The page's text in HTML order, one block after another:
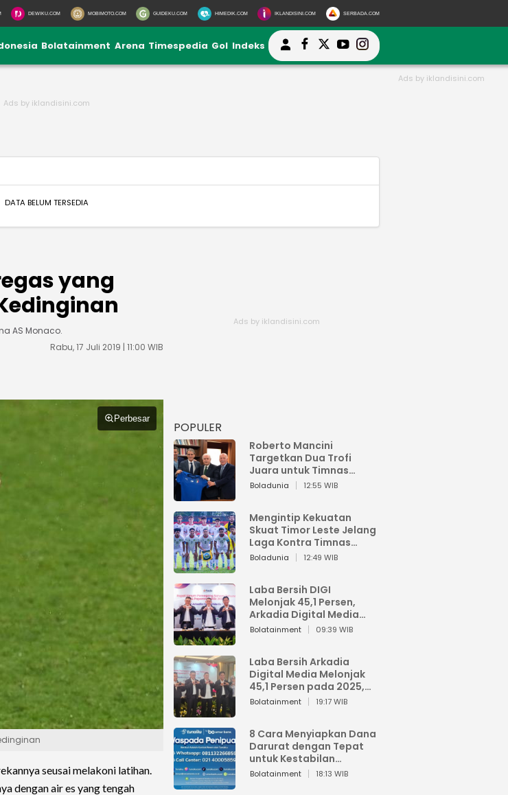
DEWIKU.COM MOBIMOTO.COM GUIDEKU.COM HIMEDIK.COM IKLANDISINI.COM SERBADA.COM
Bolatainment Arena Timespedia Gol Indeks
DATA BELUM TERSEDIA
yang
AS Monaco.
Rabu, 17 Juli 2019 | 11:00 WIB
Perbesar
seusai melakoni latihan.
dengan air es yang tengah
POPULER
Roberto Mancini
Targetkan Dua Trofi
Juara untuk Timnas
Italia
Boladunia 12:55 WIB
Mengintip Kekuatan
Skuat Timor Leste Jelang
Laga Kontra Timnas
Indonesia di Piala AFF
Boladunia 12:49 WIB
Laba Bersih DIGI
Melonjak 45,1 Persen,
Arkadia Digital Media
Perkuat Bisnis AI dan
Bolatainment 09:39 WIB
Laba Bersih Arkadia
Digital Media Melonjak
45,1 Persen pada 2025,
Sentuh Rp1,76 Miliar
Bolatainment 19:17 WIB
8 Cara Menyiapkan Dana
Darurat dengan Tepat
untuk Kestabilan
Keuangan
Bolatainment 18:13 WIB